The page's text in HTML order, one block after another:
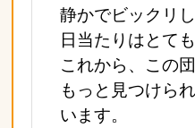
静かでビックリし
日当たりはとて
これから、この
もっと見つけら
います。